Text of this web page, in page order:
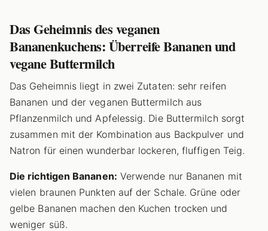
Das Geheimnis des veganen
Bananenkuchens: Überreife Bananen und
vegane Buttermilch
Das Geheimnis liegt in zwei Zutaten: sehr reifen
Bananen und der veganen Buttermilch aus
Pflanzenmilch und Apfelessig. Die Buttermilch sorgt
zusammen mit der Kombination aus Backpulver und
Natron für einen wunderbar lockeren, fluffigen Teig.
Die richtigen Bananen: Verwende nur Bananen mit
vielen braunen Punkten auf der Schale. Grüne oder
gelbe Bananen machen den Kuchen trocken und
weniger süß.